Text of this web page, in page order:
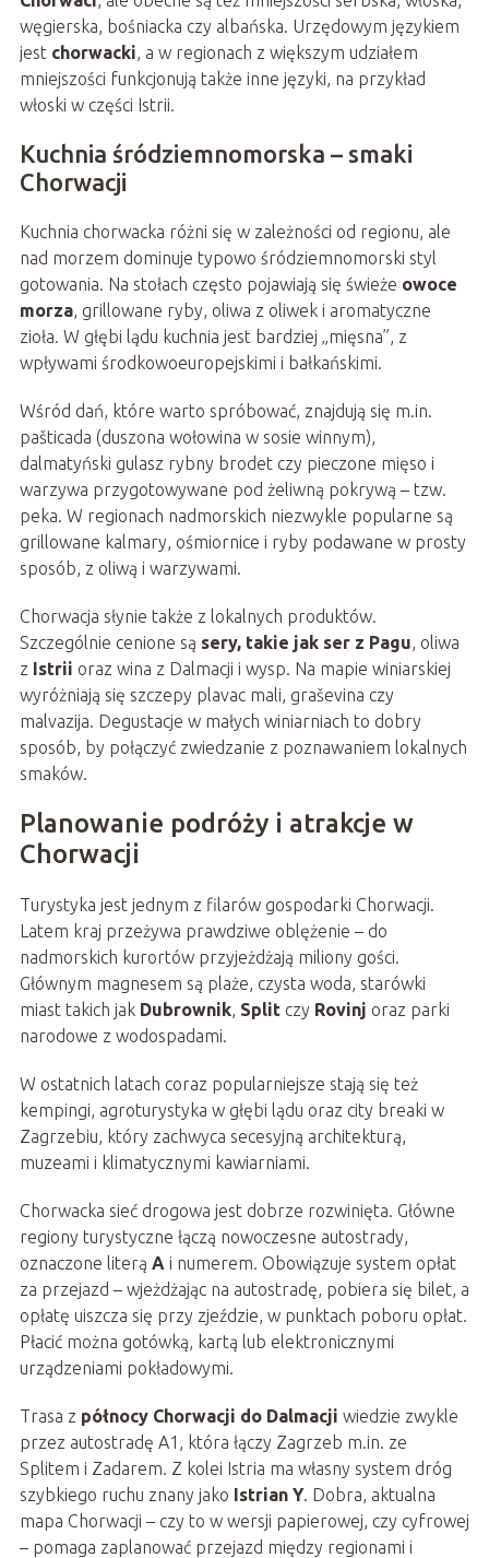
węgierska, bośniacka czy albańska. Urzędowym językiem
jest chorwacki, a w regionach z większym udziałem
mniejszości funkcjonują także inne języki, na przykład
włoski w części Istrii.
Kuchnia śródziemnomorska – smaki
Chorwacji
Kuchnia chorwacka różni się w zależności od regionu, ale
nad morzem dominuje typowo śródziemnomorski styl
gotowania. Na stołach często pojawiają się świeże owoce
morza, grillowane ryby, oliwa z oliwek i aromatyczne
zioła. W głębi lądu kuchnia jest bardziej „mięsna”, z
wpływami środkowoeuropejskimi i bałkańskimi.
Wśród dań, które warto spróbować, znajdują się m.in.
pašticada (duszona wołowina w sosie winnym),
dalmatyński gulasz rybny brodet czy pieczone mięso i
warzywa przygotowywane pod żeliwną pokrywą – tzw.
peka. W regionach nadmorskich niezwykle popularne są
grillowane kalmary, ośmiornice i ryby podawane w prosty
sposób, z oliwą i warzywami.
Chorwacja słynie także z lokalnych produktów.
Szczególnie cenione są sery, takie jak ser z Pagu, oliwa
z Istrii oraz wina z Dalmacji i wysp. Na mapie winiarskiej
wyróżniają się szczepy plavac mali, graševina czy
malvazija. Degustacje w małych winiarniach to dobry
sposób, by połączyć zwiedzanie z poznawaniem lokalnych
smaków.
Planowanie podróży i atrakcje w
Chorwacji
Turystyka jest jednym z filarów gospodarki Chorwacji.
Latem kraj przeżywa prawdziwe oblężenie – do
nadmorskich kurortów przyjeżdżają miliony gości.
Głównym magnesem są plaże, czysta woda, starówki
miast takich jak Dubrownik, Splitczy Rovinj oraz parki
narodowe z wodospadami.
W ostatnich latach coraz popularniejsze stają się też
kempingi, agroturystyka w głębi lądu oraz city breaki w
Zagrzebiu, który zachwyca secesyjną architekturą,
muzeami i klimatycznymi kawiarniami.
Chorwacka sieć drogowa jest dobrze rozwinięta. Główne
regiony turystyczne łączą nowoczesne autostrady,
oznaczone literą A i numerem. Obowiązuje system opłat
za przejazd – wjeżdżając na autostradę, pobiera się bilet, a
opłatę uiszcza się przy zjeździe, w punktach poboru opłat.
Płacić można gotówką, kartą lub elektronicznymi
urządzeniami pokładowymi.
Trasa z północy Chorwacji do Dalmacji wiedzie zwykle
przez autostradę A1, która łączy Zagrzeb m.in. ze
Splitem i Zadarem. Z kolei Istria ma własny system dróg
szybkiego ruchu znany jako Istrian Y. Dobra, aktualna
mapa Chorwacji – czy to w wersji papierowej, czy cyfrowej
– pomaga zaplanować przejazd między regionami i